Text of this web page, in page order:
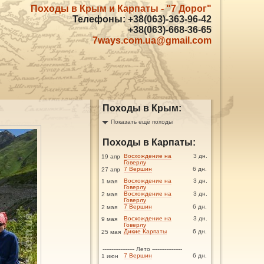
Походы в Крым и Карпаты - "7 Дорог"
Телефоны: +38(063)-363-96-42
+38(063)-668-36-65
7ways.com.ua@gmail.com
Походы в Крым:
Показать ещё походы
Походы в Карпаты:
19 апр
Восхождение на
Говерлу
3 дн.
27 апр 7 Вершин
6 дн.
1 мая
Восхождение на
Говерлу
3 дн.
2 мая
Восхождение на
Говерлу
3 дн.
2 мая 7 Вершин
6 дн.
9 мая
Восхождение на
Говерлу
3 дн.
25 мая Дикие Карпаты 6 дн.
------------------ Лето -----------------
1 июн
7 Вершин 6 дн.